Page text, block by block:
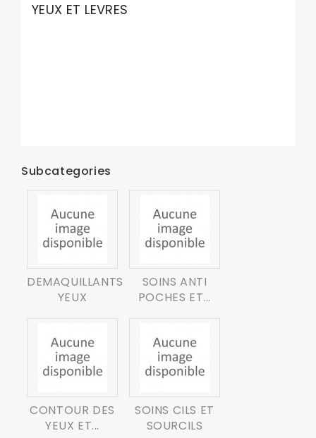
YEUX ET LEVRES
Subcategories
DEMAQUILLANTS
YEUX
SOINS ANTI
POCHES ET...
CONTOUR DES
YEUX ET...
SOINS CILS ET
SOURCILS